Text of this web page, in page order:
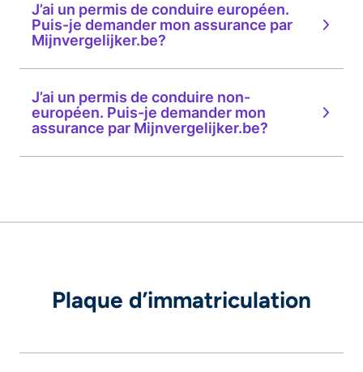
J’ai un permis de conduire européen.
Puis-je demander mon assurance par
Mijnvergelijker.be?
J’ai un permis de conduire non-
européen. Puis-je demander mon
assurance par Mijnvergelijker.be?
Plaque d’immatriculation